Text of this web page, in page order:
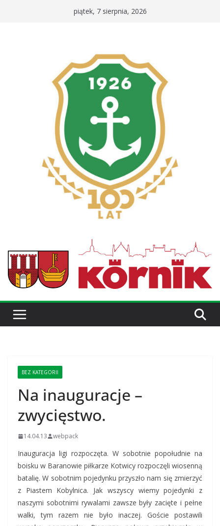
piątek, 7 sierpnia, 2026
BEZ KATEGORII
Na inauguracje –
zwycięstwo.
14.04.13 webpack
Inauguracja ligi rozpoczęta. W sobotnie popołudnie na
boisku w Baranowie piłkarze Kotwicy rozpoczęli wiosenną
batalię. W sobotnim pojedynku przyszło nam się zmierzyć
z Piastem Kobylnica. Jak wszyscy wiemy pojedynki z
naszymi sobotnimi rywalami zawsze były zacięte i pełne
walki, tym razem nie było inaczej. Goście postawili